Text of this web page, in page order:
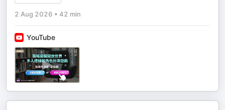
2 Aug 2026 • 42 min
YouTube